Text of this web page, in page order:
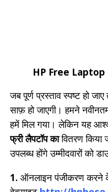
HP Free
जब पूर्ण प्रस्ताव स्पष्ट हो
साफ़ हो जाएगी। हमने
हमें मिल गया। लेकिन यह
फ्री लैपटॉप कावितरण किया
उपलब्ध होंगे उम्मीदवारों को
1. ऑनलाइन पंजीकरण करने